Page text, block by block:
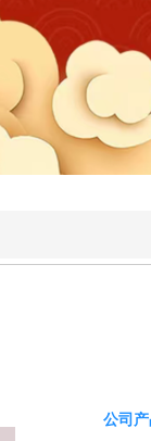
公司